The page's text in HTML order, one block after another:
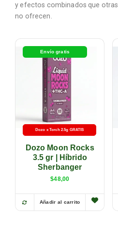
y efectos combinados que
no ofrecen.
Envío gratis
-5% con transferencia
Dozo x Torch 2.5g GRATIS
Dozo Moon Rocks
3.5 gr | Híbrido
Sherbanger
$48,00
Añadir al carrito